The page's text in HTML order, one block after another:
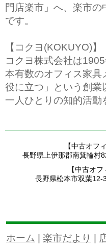
門店楽市」へ、楽市
です。
【コクヨ(KOKUYO)】
コクヨ株式会社は
本有数のオフィス家具
役に立つ」という創業
一人ひとりの知的活
【中古オ
長野県上伊那郡南箕輪村
【中古オ
長野県松本市双葉
ホーム 楽市だより